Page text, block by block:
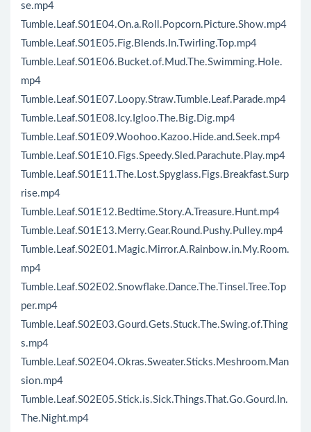
se.mp4
Tumble.Leaf.S01E04.On.a.Roll.Popcorn.Picture.Show.mp4
Tumble.Leaf.S01E05.Fig.Blends.In.Twirling.Top.mp4
Tumble.Leaf.S01E06.Bucket.of.Mud.The.Swimming.Hole.
mp4
Tumble.Leaf.S01E07.Loopy.Straw.Tumble.Leaf.Parade.mp4
Tumble.Leaf.S01E08.Icy.Igloo.The.Big.Dig.mp4
Tumble.Leaf.S01E09.Woohoo.Kazoo.Hide.and.Seek.mp4
Tumble.Leaf.S01E10.Figs.Speedy.Sled.Parachute.Play.mp4
Tumble.Leaf.S01E11.The.Lost.Spyglass.Figs.Breakfast.Surp
rise.mp4
Tumble.Leaf.S01E12.Bedtime.Story.A.Treasure.Hunt.mp4
Tumble.Leaf.S01E13.Merry.Gear.Round.Pushy.Pulley.mp4
Tumble.Leaf.S02E01.Magic.Mirror.A.Rainbow.in.My.Room.
mp4
Tumble.Leaf.S02E02.Snowflake.Dance.The.Tinsel.Tree.Top
per.mp4
Tumble.Leaf.S02E03.Gourd.Gets.Stuck.The.Swing.of.Thing
s.mp4
Tumble.Leaf.S02E04.Okras.Sweater.Sticks.Meshroom.Man
sion.mp4
Tumble.Leaf.S02E05.Stick.is.Sick.Things.That.Go.Gourd.In.
The.Night.mp4